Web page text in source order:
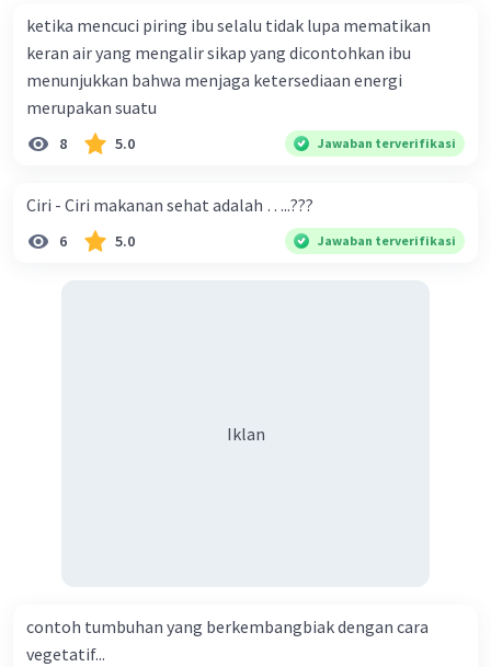
ketika mencuci piring ibu selalu tidak lupa mematikan
keran air yang mengalir sikap yang dicontohkan ibu
menunjukkan bahwa menjaga ketersediaan energi
merupakan suatu
8 5.0 Jawaban terverifikasi
Ciri - Ciri makanan sehat adalah …..???
6 5.0 Jawaban terverifikasi
Iklan
contoh tumbuhan yang berkembangbiak dengan cara
vegetatif...